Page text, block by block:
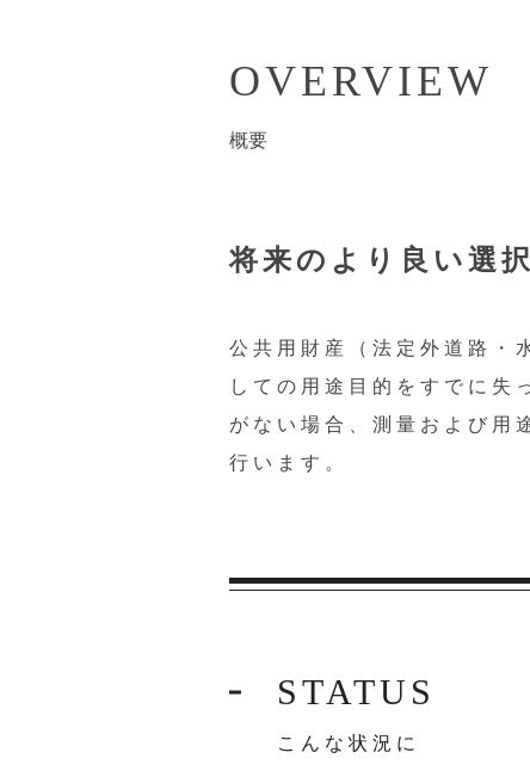
OVERVIEW
概要
将来のより良い選
公共用財産（法定外道路・
しての用途目的をすでに失
がない場合、測量および用
行います。
STATUS
こんな状況に